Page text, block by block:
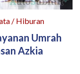
/ Hiburan
Umrah
Azkia